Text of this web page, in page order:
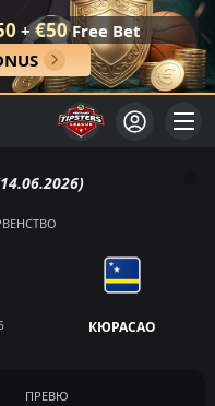
+ €50Free Bet
КЮРАСАО
ПРЕВЮ